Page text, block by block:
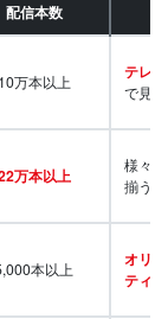
配信本数
10万本以上 テレビ
で見
万本以上
様々
揃う
本以上
オリ
ティ